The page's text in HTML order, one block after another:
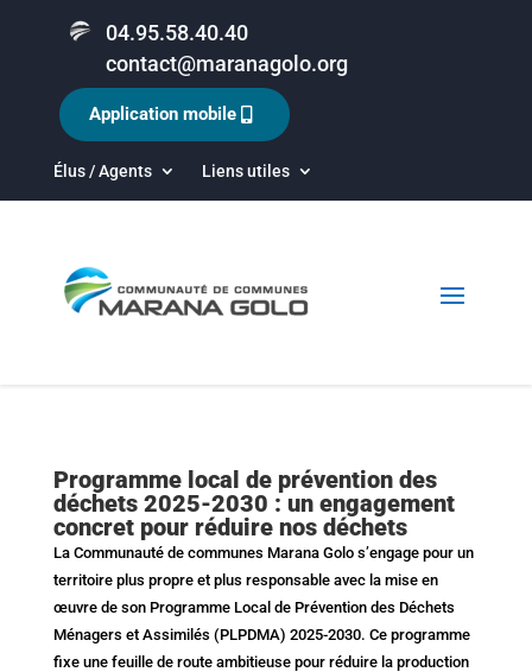
04.95.58.40.40
contact@maranagolo.org
Élus / Agents Liens utiles
Application mobile
Programme local de prévention des
déchets 2025-2030 : un engagement
concret pour réduire nos déchets
La Communauté de communes Marana Golo s’engage pour un
territoire plus propre et plus responsable avec la mise en
œuvre de son Programme Local de Prévention des Déchets
Ménagers et Assimilés (PLPDMA) 2025-2030. Ce programme
fixe une feuille de route ambitieuse pour réduire la production